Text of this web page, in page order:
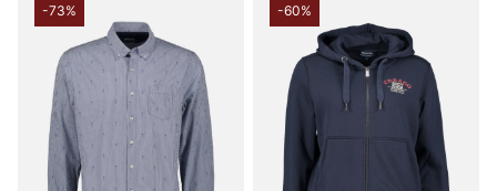
-73% -60%